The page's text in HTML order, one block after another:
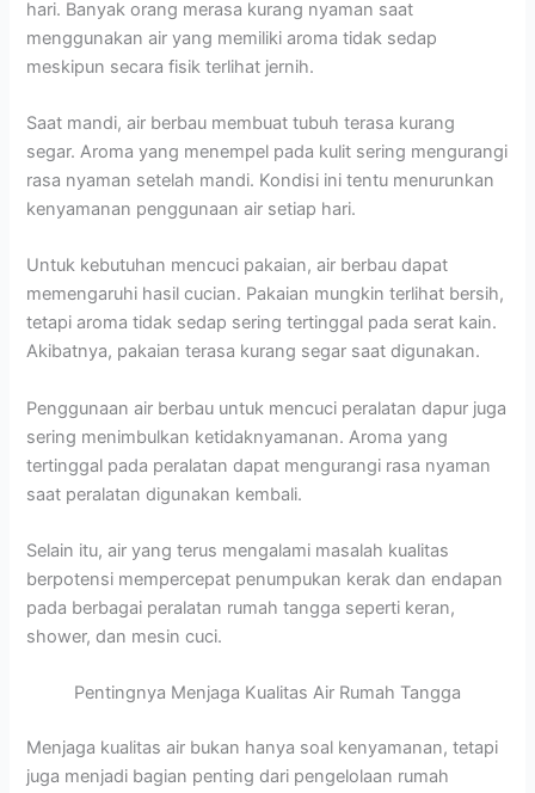
hari. Banyak orang merasa kurang nyaman saat
menggunakan air yang memiliki aroma tidak sedap
meskipun secara fisik terlihat jernih.
Saat mandi, air berbau membuat tubuh terasa kurang
segar. Aroma yang menempel pada kulit sering mengurangi
rasa nyaman setelah mandi. Kondisi ini tentu menurunkan
kenyamanan penggunaan air setiap hari.
Untuk kebutuhan mencuci pakaian, air berbau dapat
memengaruhi hasil cucian. Pakaian mungkin terlihat bersih,
tetapi aroma tidak sedap sering tertinggal pada serat kain.
Akibatnya, pakaian terasa kurang segar saat digunakan.
Penggunaan air berbau untuk mencuci peralatan dapur juga
sering menimbulkan ketidaknyamanan. Aroma yang
tertinggal pada peralatan dapat mengurangi rasa nyaman
saat peralatan digunakan kembali.
Selain itu, air yang terus mengalami masalah kualitas
berpotensi mempercepat penumpukan kerak dan endapan
pada berbagai peralatan rumah tangga seperti keran,
shower, dan mesin cuci.
Pentingnya Menjaga Kualitas Air Rumah Tangga
Menjaga kualitas air bukan hanya soal kenyamanan, tetapi
juga menjadi bagian penting dari pengelolaan rumah